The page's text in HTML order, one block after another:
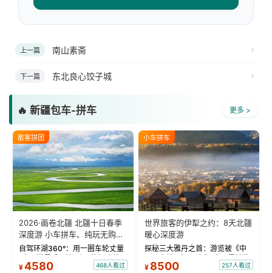
上一篇 南山素斋
下一篇 东北良心饺子城
🔥 新疆包车-拼车 更多 >
散客拼团
2026·画卷北疆 北疆十日春季
深度游 小车拼车、纯玩无购
物！
自驾环湖360°：用一圈车轮丈量
“大西洋最后一滴眼泪”的极致蔚
蓝。 赛湖旅拍：甄选多款风格服
¥4580 468人看过
小车拼车
世界旅客的伊犁之约：8天北疆
暖心深度游
探秘三大雅丹之首：游览被《中
国国家地理》评选为“中国最美的
三大雅丹”第一名的克拉玛依魔鬼
¥ 8500 257人看过